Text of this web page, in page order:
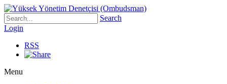
Search
Login
RSS
Menu